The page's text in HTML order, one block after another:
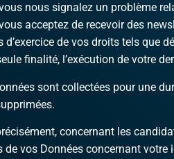
nous signalez un problème
acceptez de recevoir des
d’exercice de vos droits tels que
finalité, l’exécution de votre
sont collectées pour une
concernant les
de vos Données concernant